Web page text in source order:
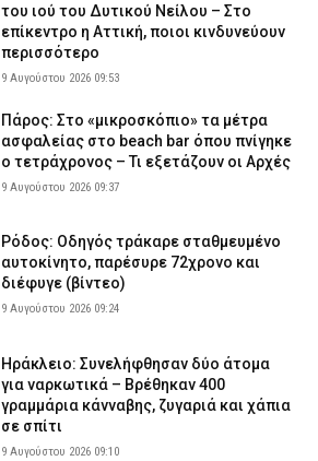
του ιού του Δυτικού Νείλου – Στο
επίκεντρο η Αττική, ποιοι κινδυνεύουν
περισσότερο
9 Αυγούστου 2026 09:53
Πάρος: Στο «μικροσκόπιο» τα μέτρα
ασφαλείας στο beach bar όπου πνίγηκε
ο τετράχρονος – Τι εξετάζουν οι Αρχές
9 Αυγούστου 2026 09:37
Ρόδος: Οδηγός τράκαρε σταθμευμένο
αυτοκίνητο, παρέσυρε 72χρονο και
διέφυγε (βίντεο)
9 Αυγούστου 2026 09:24
Ηράκλειο: Συνελήφθησαν δύο άτομα
για ναρκωτικά – Βρέθηκαν 400
γραμμάρια κάνναβης, ζυγαριά και χάπια
σε σπίτι
9 Αυγούστου 2026 09:10